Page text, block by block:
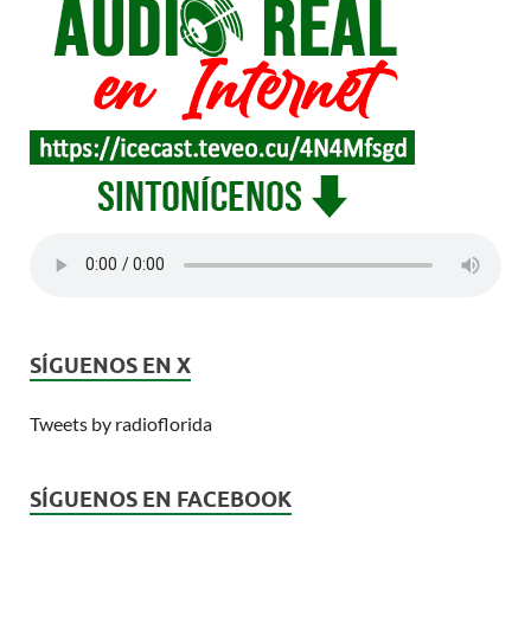
SÍGUENOS EN X
Tweets by radioflorida
SÍGUENOS EN FACEBOOK